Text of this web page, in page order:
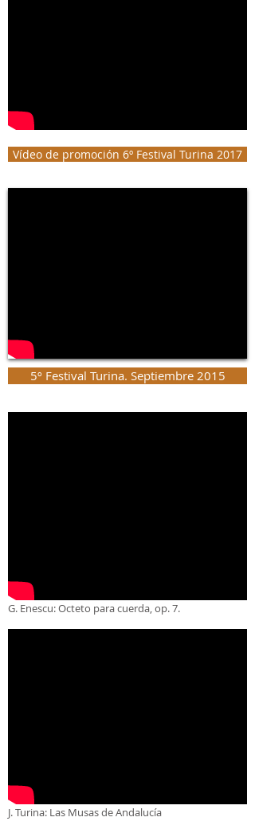
Vídeo de promoción 6º Festival Turina 2017
5º Festival Turina. Septiembre 2015
G. Enescu: Octeto para cuerda, op. 7.
J. Turina: Las Musas de Andalucía